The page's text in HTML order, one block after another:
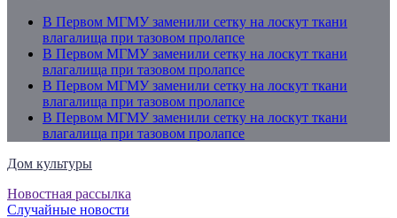
В Первом МГМУ заменили сетку на лоскут ткани
влагалища при тазовом пролапсе
В Первом МГМУ заменили сетку на лоскут ткани
влагалища при тазовом пролапсе
В Первом МГМУ заменили сетку на лоскут ткани
влагалища при тазовом пролапсе
В Первом МГМУ заменили сетку на лоскут ткани
влагалища при тазовом пролапсе
Дом культуры
Just another WordPress site
Новостная рассылка
Случайные новости